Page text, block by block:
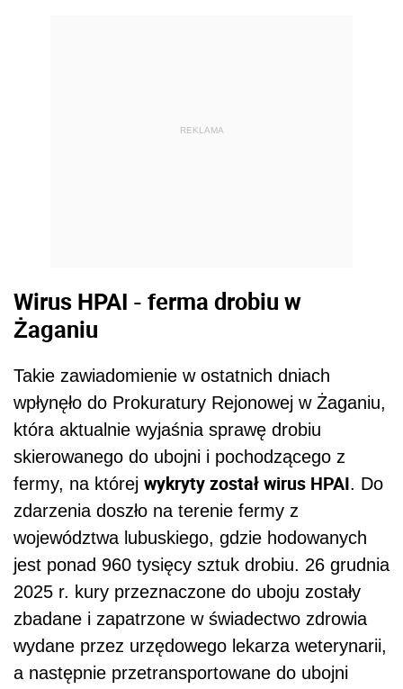
REKLAMA
Wirus HPAI - ferma drobiu w
Żaganiu
Takie zawiadomienie w ostatnich dniach
wpłynęło do Prokuratury Rejonowej w Żaganiu,
która aktualnie wyjaśnia sprawę drobiu
skierowanego do ubojni i pochodzącego z
fermy, na której wykryty został wirus HPAI. Do
zdarzenia doszło na terenie fermy z
województwa lubuskiego, gdzie hodowanych
jest ponad 960 tysięcy sztuk drobiu. 26 grudnia
2025 r. kury przeznaczone do uboju zostały
zbadane i zapatrzone w świadectwo zdrowia
wydane przez urzędowego lekarza weterynarii,
a następnie przetransportowane do ubojni